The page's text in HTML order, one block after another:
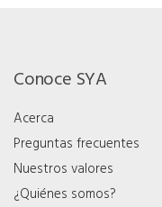
Conoce SYA
Acerca
Preguntas frecuentes
Nuestros valores
¿Quiénes somos?